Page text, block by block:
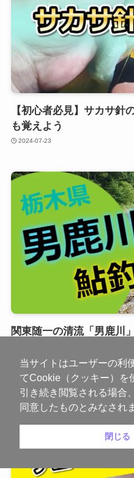
【初心者必見】サカサ針
も覚えよう
2024-07-23
関東随一の清流「男鹿川
2024-07-21
当サイトはユーザーの利
てCookie（クッキー）を
引き続き閲覧される場合
同意したものとみなされ
閉じる